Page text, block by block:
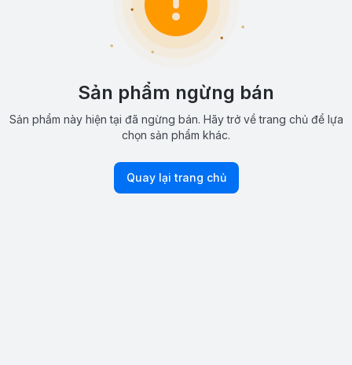
Sản phẩm ngừng bán
Sản phẩm này hiện tại đã ngừng bán. Hãy trở về trang chủ để lựa
chọn sản phẩm khác.
Quay lại trang chủ